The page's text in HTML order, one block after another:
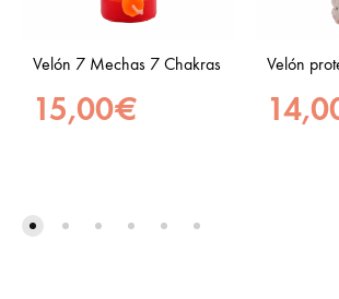
Velón 7 Mechas 7 Chakras
15,00€
Velón